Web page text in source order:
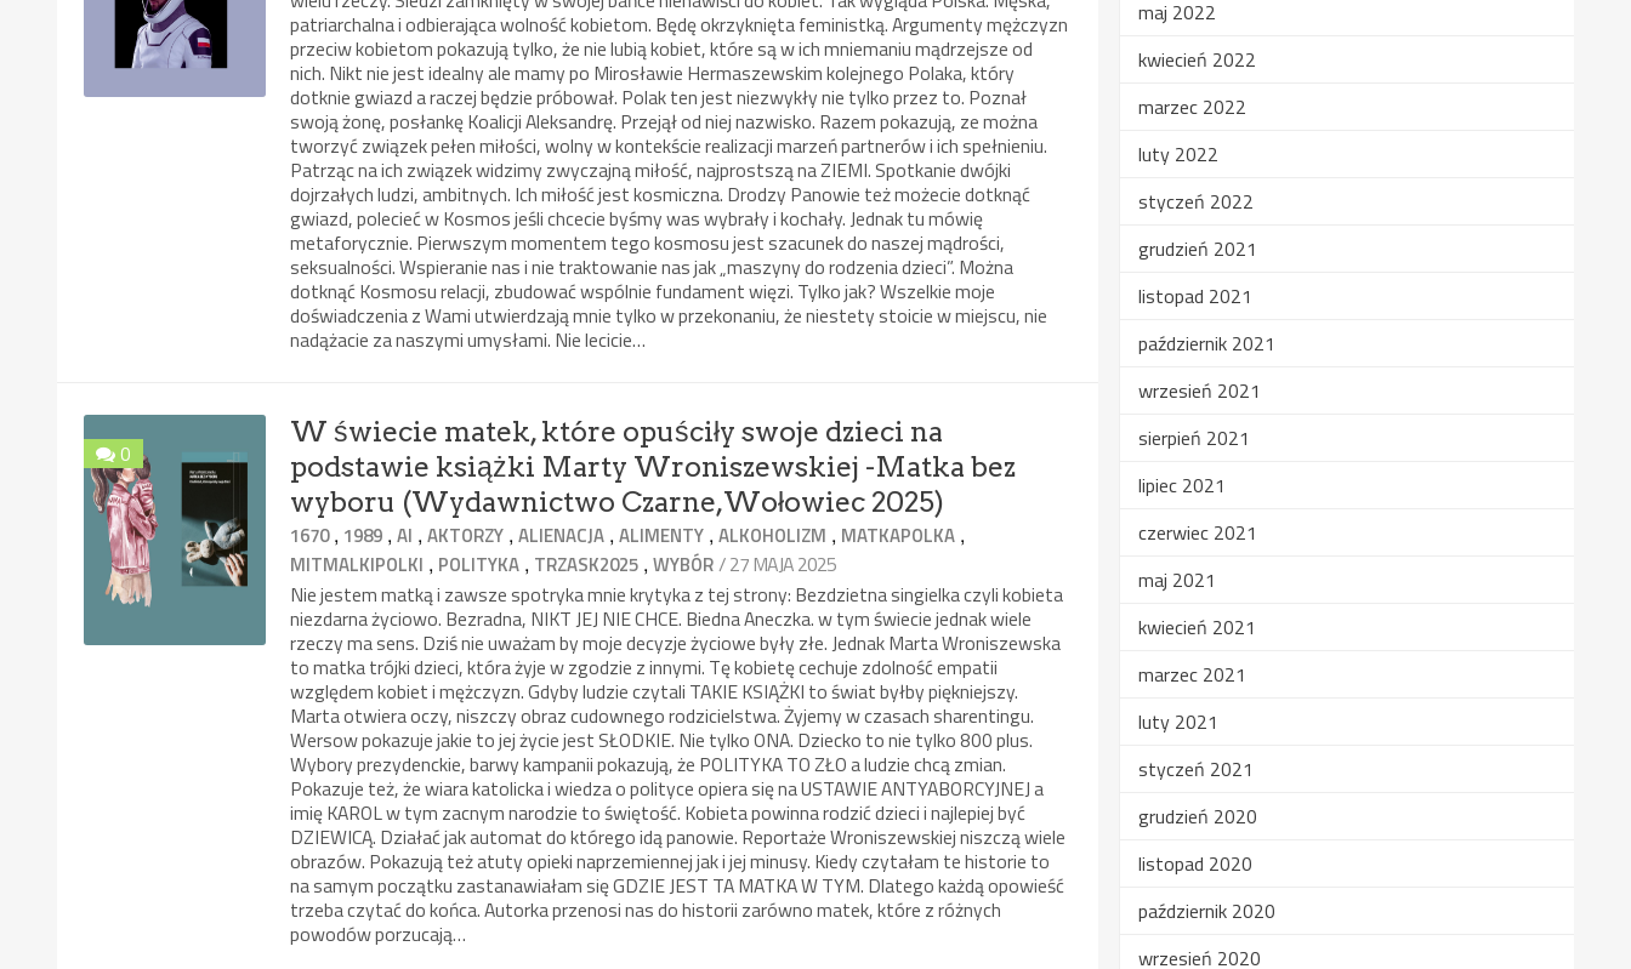
patriarchalna i odbierająca wolność kobietom. Będę okrzyknięta feministką. Argumenty mężczyzn
przeciw kobietom pokazują tylko, że nie lubią kobiet, które są w ich mniemaniu mądrzejsze od
nich. Nikt nie jest idealny ale mamy po Mirosławie Hermaszewskim kolejnego Polaka, który
dotknie gwiazd a raczej będzie próbował. Polak ten jest niezwykły nie tylko przez to. Poznał
swoją żonę, posłankę Koalicji Aleksandrę. Przejął od niej nazwisko. Razem pokazują, ze można
tworzyć związek pełen miłości, wolny w kontekście realizacji marzeń partnerów i ich spełnieniu.
Patrząc na ich związek widzimy zwyczajną miłość, najprostszą na ZIEMI. Spotkanie dwójki
dojrzałych ludzi, ambitnych. Ich miłość jest kosmiczna. Drodzy Panowie też możecie dotknąć
gwiazd, polecieć w Kosmos jeśli chcecie byśmy was wybrały i kochały. Jednak tu mówię
metaforycznie. Pierwszym momentem tego kosmosu jest szacunek do naszej mądrości,
seksualności. Wspieranie nas i nie traktowanie nas jak „maszyny do rodzenia dzieci”. Można
dotknąć Kosmosu relacji, zbudować wspólnie fundament więzi. Tylko jak? Wszelkie moje
doświadczenia z Wami utwierdzają mnie tylko w przekonaniu, że niestety stoicie w miejscu, nie
nadążacie za naszymi umysłami. Nie lecicie…
0
W świecie matek, które opuściły swoje dzieci na
podstawie książki Marty Wroniszewskiej -Matka bez
wyboru (Wydawnictwo Czarne,Wołowiec 2025)
1670, 1989 ,AI ,AKTORZY ,ALIENACJA ,ALIMENTY ,ALKOHOLIZM , MATKAPOLKA ,
MITMALKIPOLKI , POLITYKA , TRZASK2025 ,WYBÓR/ 27 MAJA 2025
Nie jestem matką i zawsze spotryka mnie krytyka z tej strony: Bezdzietna singielka czyli kobieta
niezdarna życiowo. Bezradna, NIKT JEJ NIE CHCE. Biedna Aneczka. w tym świecie jednak wiele
rzeczy ma sens. Dziś nie uważam by moje decyzje życiowe były złe. Jednak Marta Wroniszewska
to matka trójki dzieci, która żyje w zgodzie z innymi. Tę kobietę cechuje zdolność empatii
względem kobiet i mężczyzn. Gdyby ludzie czytali TAKIE KSIĄŻKI to świat byłby piękniejszy.
Marta otwiera oczy, niszczy obraz cudownego rodzicielstwa. Żyjemy w czasach sharentingu.
Wersow pokazuje jakie to jej życie jest SŁODKIE. Nie tylko ONA. Dziecko to nie tylko 800 plus.
Wybory prezydenckie, barwy kampanii pokazują, że POLITYKA TO ZŁO a ludzie chcą zmian.
Pokazuje też, że wiara katolicka i wiedza o polityce opiera się na USTAWIE ANTYABORCYJNEJ a
imię KAROL w tym zacnym narodzie to świętość. Kobieta powinna rodzić dzieci i najlepiej być
DZIEWICĄ. Działać jak automat do którego idą panowie. Reportaże Wroniszewskiej niszczą wiele
obrazów. Pokazują też atuty opieki naprzemiennej jak i jej minusy. Kiedy czytałam te historie to
na samym początku zastanawiałam się GDZIE JEST TA MATKA W TYM. Dlatego każdą opowieść
trzeba czytać do końca. Autorka przenosi nas do historii zarówno matek, które z różnych
powodów porzucają…
maj 2022
kwiecień 2022
marzec 2022
luty 2022
styczeń 2022
grudzień 2021
listopad 2021
październik 2021
wrzesień 2021
sierpień 2021
lipiec 2021
czerwiec 2021
maj 2021
kwiecień 2021
marzec 2021
luty 2021
styczeń 2021
grudzień 2020
listopad 2020
październik 2020
wrzesień 2020